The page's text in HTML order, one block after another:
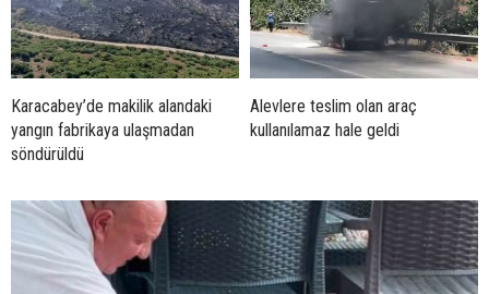
Karacabey’de makilik alandaki
yangın fabrikaya ulaşmadan
söndürüldü
Alevlere teslim olan araç
kullanılamaz hale geldi